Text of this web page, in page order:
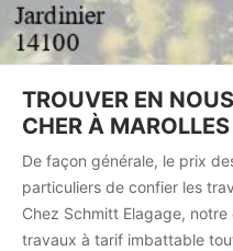
TROUVER EN
CHER À MAROLLES
De façon générale, le prix
particuliers de confier les
Chez Schmitt Elagage,
travaux à tarif imbattable